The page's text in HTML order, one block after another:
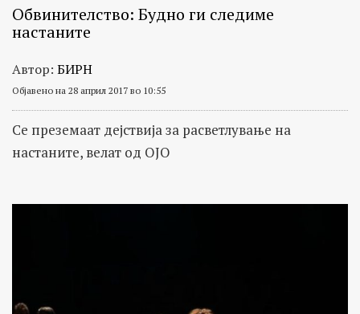
Обвинителство: Будно ги следиме
настаните
Автор: БИРН
Објавено на 28 април 2017 во 10:55
Се преземаат дејствија за расветлување на
настаните, велат од ОЈО